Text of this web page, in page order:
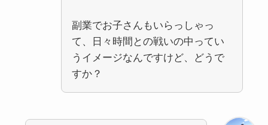
副業でお子さんもいらっしゃっ
て、日々時間との戦いの中ってい
うイメージなんですけど、どうで
すか？